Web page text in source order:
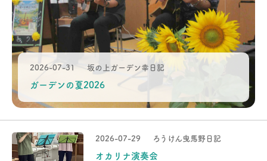
2026-07-31 坂の上ガーデン幸日記
ガーデンの夏2026
2026-07-29 ろうけん曳馬野日記
オカリナ演奏会